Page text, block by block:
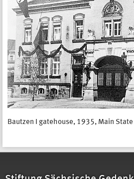
Bautzen I gatehouse, 1935, Main